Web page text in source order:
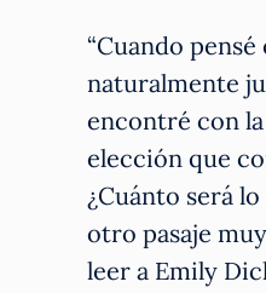
“Cuando
naturalmente
encontré con
elección que
¿Cuánto será
otro pasaje
leer a Emily